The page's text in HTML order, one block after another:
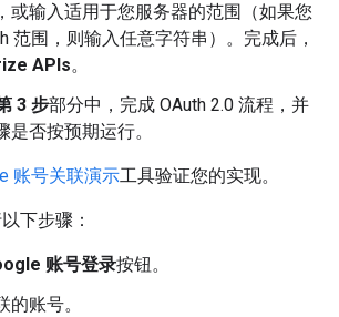
或输入适用于您服务器的范围（如果您
范围，则输入任意字符串）。完成后，
APIs。
3 步部分中，完成 OAuth 2.0 流程，并
是否按预期运行。
账号关联演示工具验证您的实现。
下步骤：
账号登录按钮。
账号。